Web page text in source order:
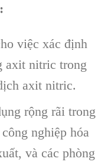
việc xác định
axit nitric trong
axit nitric.
rộng rãi trong
nghiệp hóa
và các phòng